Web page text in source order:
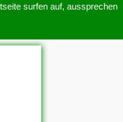
surfen auf, aussprechen